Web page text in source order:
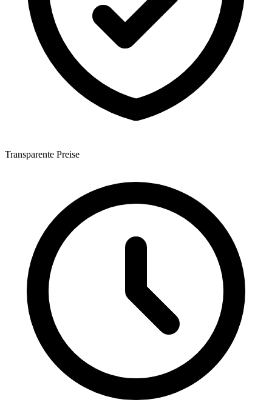
Transparente Preise